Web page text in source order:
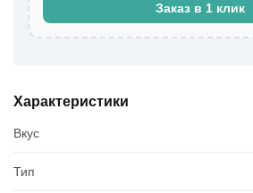
Заказ в 1 клик
Характеристики
Вкус
Тип